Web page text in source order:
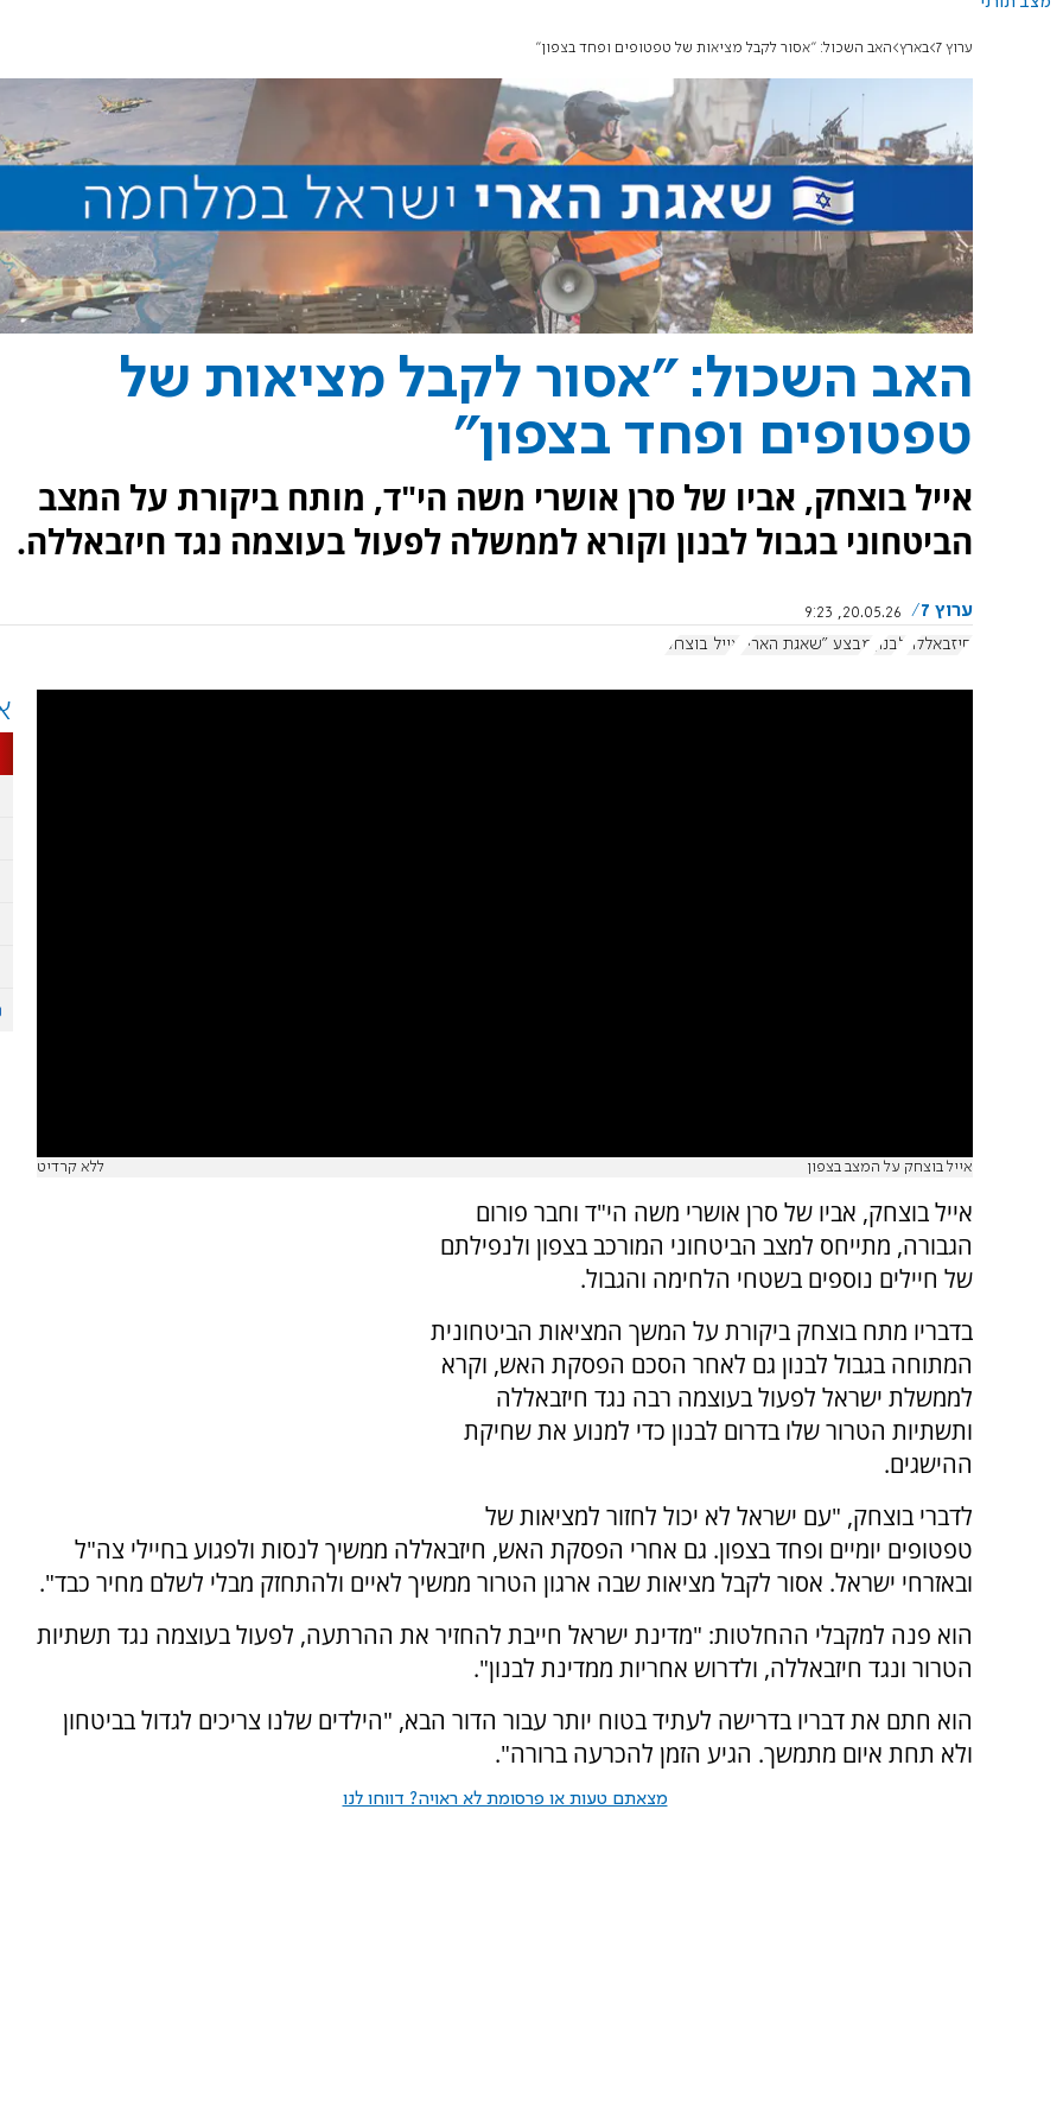
ערוץ 7 בארץ האב השכול: "אסור לקבל מציאות של טפטופים ופחד בצפון"
האב השכול: "אסור לקבל מציאות של
טפטופים ופחד בצפון"
אייל בוצחק, אביו של סרן אושרי משה הי"ד, מותח ביקורת על המצב
הביטחוני בגבול לבנון וקורא לממשלה לפעול בעוצמה נגד חיזבאללה.
ערוץ 7
20.05.26, 9:23
חיזבאללה
לבנון מבצע "שאגת הארי" אייל בוצחק
אייל בוצחק על המצב בצפון ללא קרדיט
אייל בוצחק, אביו של סרן אושרי משה הי"ד וחבר פורום
הגבורה, מתייחס למצב הביטחוני המורכב בצפון ולנפילתם
של חיילים נוספים בשטחי הלחימה והגבול.
בדבריו מתח בוצחק ביקורת על המשך המציאות הביטחונית
המתוחה בגבול לבנון גם לאחר הסכם הפסקת האש, וקרא
לממשלת ישראל לפעול בעוצמה רבה נגד חיזבאללה
ותשתיות הטרור שלו בדרום לבנון כדי למנוע את שחיקת
ההישגים.
לדברי בוצחק, "עם ישראל לא יכול לחזור למציאות של
טפטופים יומיים ופחד בצפון. גם אחרי הפסקת האש, חיזבאללה ממשיך לנסות ולפגוע בחיילי צה"ל
ובאזרחי ישראל. אסור לקבל מציאות שבה ארגון הטרור ממשיך לאיים ולהתחזק מבלי לשלם מחיר כבד".
הוא פנה למקבלי ההחלטות: "מדינת ישראל חייבת להחזיר את ההרתעה, לפעול בעוצמה נגד תשתיות
הטרור ונגד חיזבאללה, ולדרוש אחריות ממדינת לבנון".
הוא חתם את דבריו בדרישה לעתיד בטוח יותר עבור הדור הבא, "הילדים שלנו צריכים לגדול בביטחון
ולא תחת איום מתמשך. הגיע הזמן להכרעה ברורה".
מצאתם טעות או פרסומת לא ראויה? דווחו לנו